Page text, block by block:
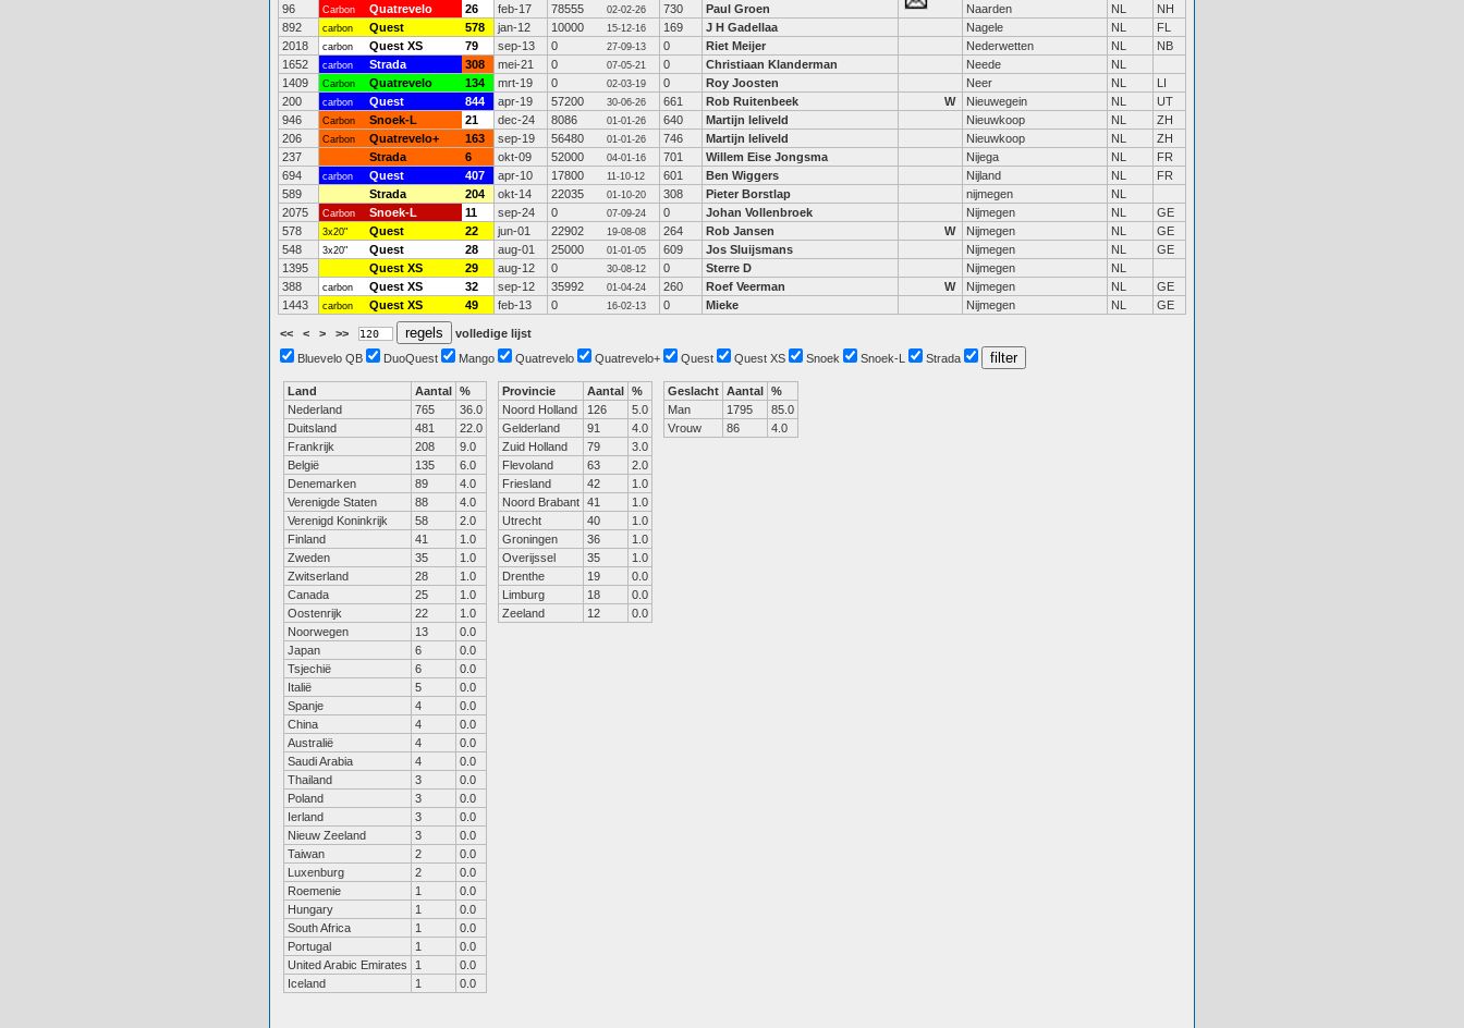
96 Carbon Quatrevelo 26 feb-17 78555 02-02-26 730 Paul Groen Naarden NL
NH
892
carbon Quest 578 jan-12 10000 15-12-16 169 J H Gadellaa Nagele NL
FL
2018
carbon Quest XS 79 sep-13 0 27-09-13 0 Riet Meijer Nederwetten NL
NB
1652
carbon Strada 308 mei-21 0 07-05-21 0 Christiaan Klanderman Neede
NL
1409
Carbon Quatrevelo 134 mrt-19 0 02-03-19 0 Roy Joosten Neer NL
LI
200
carbon Quest 844 apr-19 57200 30-06-26 661 Rob Ruitenbeek W Nieuwegein NL
UT
946
Carbon Snoek-L 21 dec-24 8086 01-01-26 640 Martijn leliveld Nieuwkoop NL
ZH
206
Carbon Quatrevelo+ 163 sep-19 56480 01-01-26 746 Martijn leliveld Nieuwkoop NL
ZH
237
Strada 6 okt-09 52000 04-01-16 701 Willem Eise Jongsma Nijega NL
FR
694
carbon Quest 407 apr-10 17800 11-10-12 601 Ben Wiggers Nijland NL
FR
589
Strada 204 okt-14 22035 01-10-20 308 Pieter Borstlap nijmegen
NL
2075
Carbon Snoek-L 11 sep-24 0 07-09-24 0 Johan Vollenbroek Nijmegen NL
GE
578
3x20" Quest 22 jun-01 22902 19-08-08 264 Rob Jansen W Nijmegen NL
GE
548
3x20" Quest 28 aug-01 25000 01-01-05 609 Jos Sluijsmans Nijmegen NL
GE
1395
Quest XS 29 aug-12 0 30-08-12 0 Sterre D Nijmegen
NL
388
carbon Quest XS 32 sep-12 35992 01-04-24 260 Roef Veerman W Nijmegen NL
GE
1443
carbon Quest XS 49 feb-13 0 16-02-13 0 Mieke Nijmegen NL GE
<< < > >>
volledige lijst
Bluevelo QB
DuoQuest Mango Quatrevelo Quatrevelo+ Quest Quest XS Snoek Snoek-L Strada
Land Aantal %
Nederland
765
36.0
Duitsland
481
22.0
Frankrijk
208
9.0
België
135
6.0
Denemarken
89
4.0
Verenigde Staten
88
4.0
Verenigd Koninkrijk
58
2.0
Finland
41
1.0
Zweden
35
1.0
Zwitserland
28
1.0
Canada
25
1.0
Oostenrijk
22
1.0
Noorwegen
13
0.0
Japan
6
0.0
Tsjechië
6
0.0
Italië
5
0.0
Spanje
4
0.0
China
4
0.0
Australië
4
0.0
Saudi Arabia
4
0.0
Thailand
3
0.0
Poland
3
0.0
Ierland
3
0.0
Nieuw Zeeland
3
0.0
Taiwan
2
0.0
Luxenburg
2
0.0
Roemenie
1
0.0
Hungary
1
0.0
South Africa
1
0.0
Portugal
1
0.0
United Arabic Emirates
1
0.0
Iceland
1 0.0
Provincie Aantal %
Noord Holland
126
5.0
Gelderland
91
4.0
Zuid Holland
79
3.0
Flevoland
63
2.0
Friesland
42
1.0
Noord Brabant 41
1.0
Utrecht
40
1.0
Groningen
36
1.0
Overijssel
35
1.0
Drenthe
19
0.0
Limburg
18
0.0
Zeeland
12 0.0
Geslacht Aantal %
Man
1795
85.0
Vrouw
86 4.0